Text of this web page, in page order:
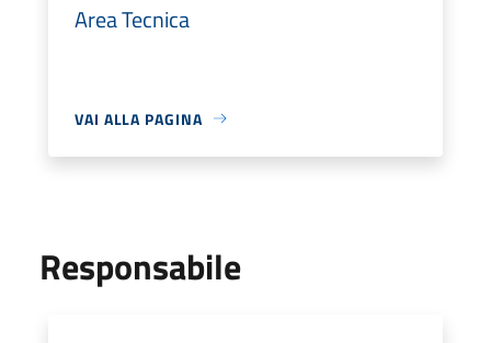
Area Tecnica
VAI ALLA PAGINA
Responsabile